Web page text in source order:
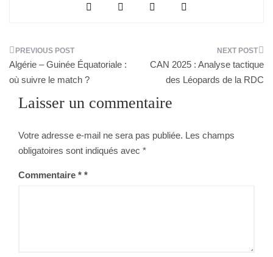
Navigation
de
l’article
Algérie – Guinée Équatoriale :
où suivre le match ?
CAN 2025 : Analyse tactique
des Léopards de la RDC
Laisser un commentaire
Votre adresse e-mail ne sera pas publiée. Les champs
obligatoires sont indiqués avec *
Commentaire *